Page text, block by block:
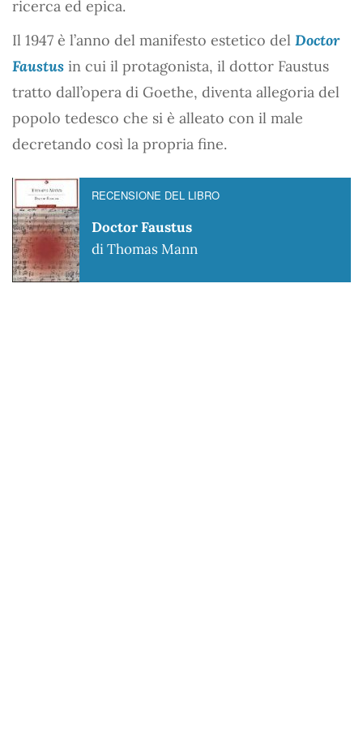
ricerca ed epica.
Il 1947 è l’anno del manifesto estetico del Doctor
Faustus in cui il protagonista, il dottor Faustus
tratto dall’opera di Goethe, diventa allegoria del
popolo tedesco che si è alleato con il male
decretando così la propria fine.
RECENSIONE DEL LIBRO
Doctor Faustus
di Thomas Mann